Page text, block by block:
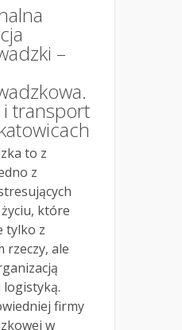
–
i transport
to z
z
które
tylko z
rzeczy, ale
firmy
w